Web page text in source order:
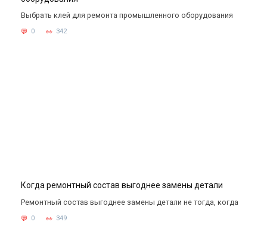
Выбрать клей для ремонта промышленного оборудования
0 342
Когда ремонтный состав выгоднее замены детали
Ремонтный состав выгоднее замены детали не тогда, когда
0 349